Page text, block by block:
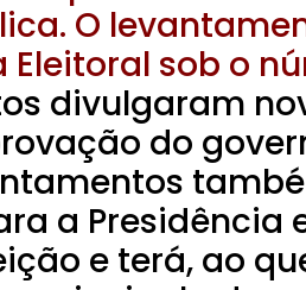
O
sob o
divulgaram
do
a Presidência
e terá, ao